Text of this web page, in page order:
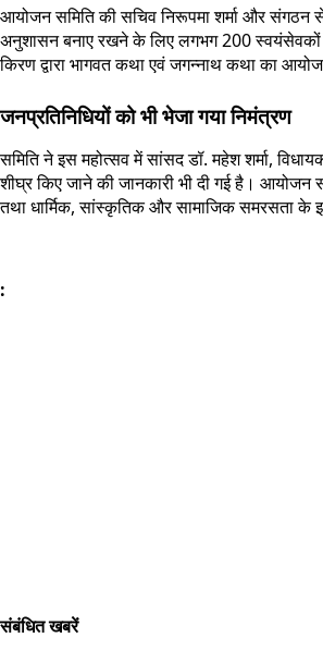
आयोजन समिति की सचिव निरूपमा शर्मा और संगठन से
अनुशासन बनाए रखने के लिए लगभग 200 स्वयंसेवकों
किरण द्वारा भागवत कथा एवं जगन्नाथ कथा का
जनप्रतिनिधियों को भी भेजा गया निमंत्रण
समिति ने इस महोत्सव में सांसद डॉ. महेश शर्मा,
शीघ्र किए जाने की जानकारी भी दी गई है। आयोजन
तथा धार्मिक, सांस्कृतिक और सामाजिक समरसता के
:
संबंधित खबरें